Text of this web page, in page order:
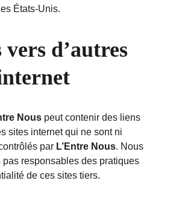
États-Unis.
d’autres
Nous peut contenir des liens
sites internet qui ne sont ni
par L’Entre Nous. Nous
pas responsables des pratiques
de ces sites tiers.